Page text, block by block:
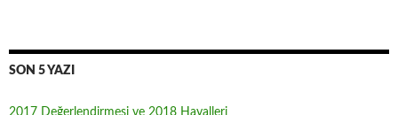
SON 5 YAZI
2017 Değerlendirmesi ve 2018 Hayalleri